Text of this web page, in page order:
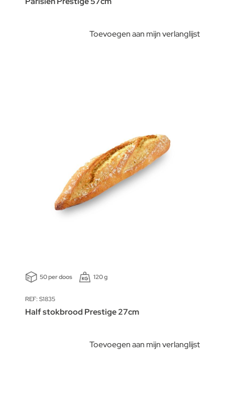
Toevoegen aan mijn verlanglijst
50 per doos 120 g
REF: S1835
Half stokbrood Prestige 27cm
Toevoegen aan mijn verlanglijst